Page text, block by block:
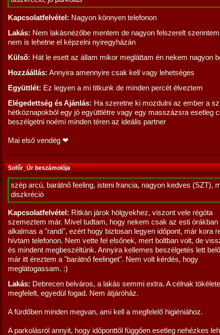
Kapcsolatfelvétel: Nagyon könnyen telefonon
Lakás: Nem lakásnézőbe mentem de nagyon felszerelt
nem is lehetne el képzelni nyiregyházán
Külső: Hát le esett az állam mikor megláttam én nekem nagyon
Hozzáállás: Annyira amennyire csak kell vagy lehetséges
Együttlét: Ez legyen a mi titkunk de minden percét élveztem
Elégedettség és Ajánlás: Ha szeretne ki mozdulni az ember a
hétköznapokból egy jó együttlétre vagy egy masszázsra esetleg
beszélgetni noémi minden téren az ideális partner
Mai első vendég ❤
Sofőr_Úr beszámolója
szép arcú, barátnő feeling, isteni francia, nagyon kedves (SZT),
diszkréció
Kapcsolatfelvétel: Ritkán járok hölgyekhez, viszont vele régóta
szemeztem már. Mivel tudtam, hogy nekem csak az esti órákban
alkalmas a "randi", ezért hogy biztosan legyen időpont, már kora
hívtam telefonon. Nem vette fel elsőnek, mert boltban volt, de
és mindent megbeszéltünk. Annyira kellemes beszélgetés lett
már itt éreztem a "barátnő feelinget". Nem volt kérdés, hogy
meglátogassam. :)
Lakás: Debrecen belváros, a lakás semmi extra. A célnak
megfelelt, egyedül fogad. Nem átjáróház.
A fürdőben minden megvan, ami kell a megfelelő higiéniához.
A parkolásról annyit, hogy időponttől függően esetleg nehézkes